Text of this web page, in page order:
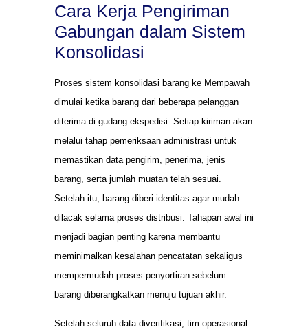
Cara Kerja Pengiriman
Gabungan dalam Sistem
Konsolidasi
Proses sistem konsolidasi barang ke Mempawah
dimulai ketika barang dari beberapa pelanggan
diterima di gudang ekspedisi. Setiap kiriman akan
melalui tahap pemeriksaan administrasi untuk
memastikan data pengirim, penerima, jenis
barang, serta jumlah muatan telah sesuai.
Setelah itu, barang diberi identitas agar mudah
dilacak selama proses distribusi. Tahapan awal ini
menjadi bagian penting karena membantu
meminimalkan kesalahan pencatatan sekaligus
mempermudah proses penyortiran sebelum
barang diberangkatkan menuju tujuan akhir.
Setelah seluruh data diverifikasi, tim operasional